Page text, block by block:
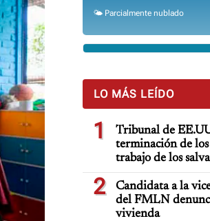
🌤️ Parcialmente nublado
LO MÁS LEÍDO
1
Tribunal de
terminación de
trabajo de los
TPS
2
Candidata a la
del FMLN
vivienda